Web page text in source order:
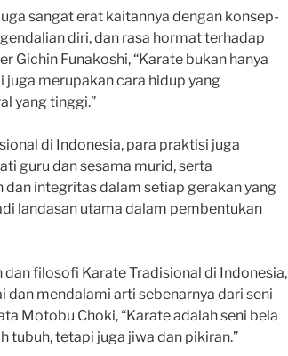
sangat erat kaitannya dengan konsep-
diri, dan rasa hormat terhadap
Gichin Funakoshi, “Karate bukan hanya
juga merupakan cara hidup yang
yang tinggi.”
di Indonesia, para praktisi juga
guru dan sesama murid, serta
integritas dalam setiap gerakan yang
landasan utama dalam pembentukan
dan filosofi Karate Tradisional di Indonesia,
dan mendalami arti sebenarnya dari seni
Motobu Choki, “Karate adalah seni bela
tubuh, tetapi juga jiwa dan pikiran.”